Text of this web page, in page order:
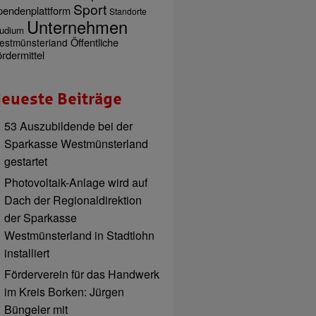
Sport Standorte
Unternehmen
Öffentliche
Beiträge
53 Auszubildende bei der
Sparkasse Westmünsterland
gestartet
Photovoltaik-Anlage wird auf
Dach der Regionaldirektion
der Sparkasse
Westmünsterland in Stadtlohn
installiert
Förderverein für das Handwerk
im Kreis Borken: Jürgen
Büngeler mit